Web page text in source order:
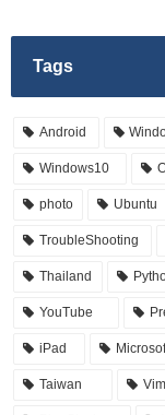
Tags
Android
Windows10
photo Ubuntu
TroubleShooting
Thailand
YouTube
iPad
Taiwan Vim